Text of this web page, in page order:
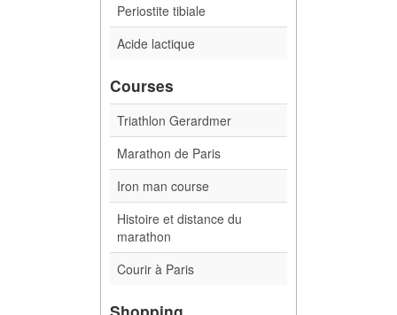
Periostite tibiale
Acide lactique
Courses
Triathlon Gerardmer
Marathon de Paris
Iron man course
Histoire et distance du
marathon
Courir à Paris